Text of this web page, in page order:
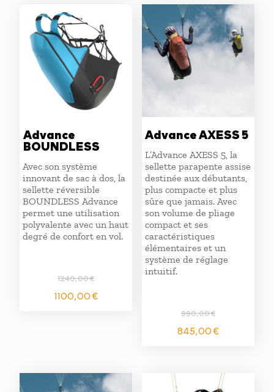
ancien
Advance
BOUNDLESS
Avec son système
innovant de sac à dos, la
sellette réversible
BOUNDLESS Advance
permet une utilisation
polyvalente avec un haut
degré de confort en vol.
1240,00€
Le
prix
1100,00€Le
Advance AXESS 5
L’Advance AXESS 5, la
sellette parapente assise
destinée aux débutants,
plus compacte et plus
sûre que jamais. Avec
son volume de pliage
compact et ses
caractéristiques
élémentaires et un
système de réglage
intuitif.
990,00€
Le
prix
990,00 €.
845,00€Le
est :
845,00